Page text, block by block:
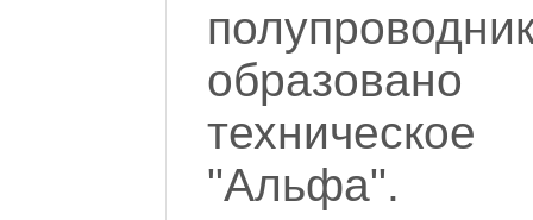
образовано
"Альфа".